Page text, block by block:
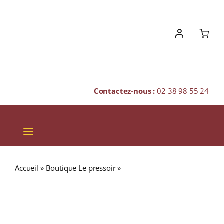
Contactez-nous :02 38 98 55 24
Toggle
Navigation
SPIRITUEUX
Accueil » Boutique Le pressoir»